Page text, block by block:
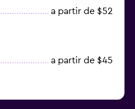
a partir de $52
a partir de $45